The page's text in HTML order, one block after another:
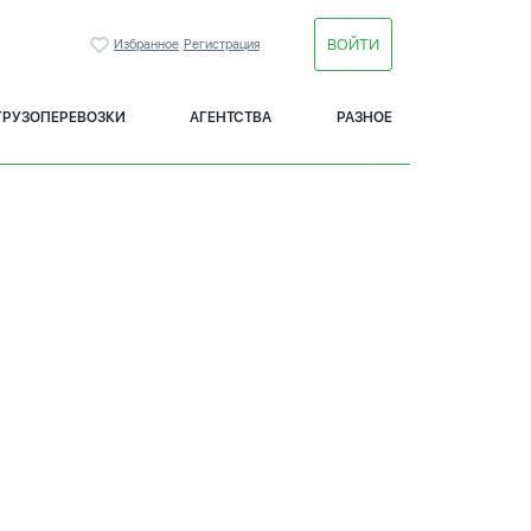
Избранное Регистрация ВОЙТИ
АГЕНТСТВА РАЗНОЕ